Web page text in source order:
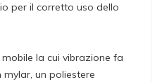
per il corretto uso dello
la cui vibrazione fa
un poliestere